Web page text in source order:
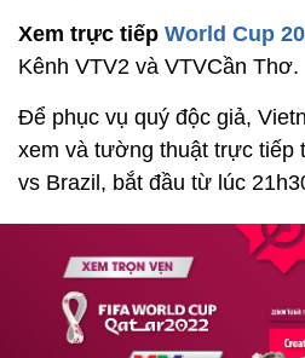
Xem trực tiếp World Cup
Kênh VTV2 và VTVCần Thơ.
Để phục vụ quý độc giả,
xem và tường thuật trực tiếp
vs Brazil, bắt đầu từ lúc